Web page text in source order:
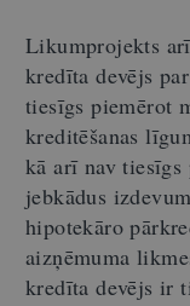
Likumprojekts
kredīta devējs
tiesīgs piemērot
kreditēšanas
kā arī nav tiesīgs
jebkādus
hipotekāro
aizņēmuma
kredīta devējs ir